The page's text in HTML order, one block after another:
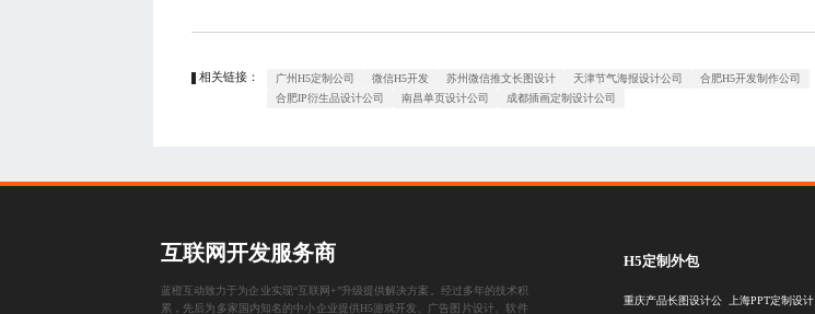
相关链接： 广州H5定制公司 微信H5开发 苏州微信推文长图设计 天津节气海报设计公司
合肥H5开发制作公司
合肥IP衍生品设计公司
南昌单页设计公司 成都插画定制设计公司
互联网开发服务商
蓝橙互动致力于为企业实现“互联网+”升级提供解决方案。经过多年的技术积
累，先后为多家国内知名的中小企业提供H5游戏开发、 广告图片设计、 软件
H5定制外包
重庆产品长图设计公 上海PPT定制设计